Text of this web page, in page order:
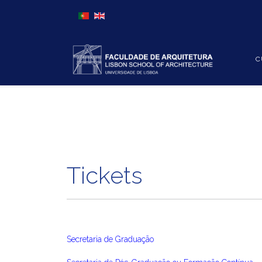
Escolha o seu idioma
Tickets
Secretaria de Graduação